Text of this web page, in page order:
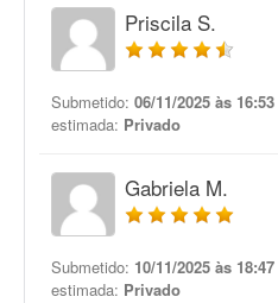
Priscila S.
Submetido: 06/11/2025 às 16:53
estimada: Privado
Gabriela M.
Submetido: 10/11/2025 às 18:47
estimada: Privado